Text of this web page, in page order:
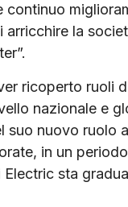
la
ricoperto ruoli
nazionale e
nuovo ruolo
in un
sta